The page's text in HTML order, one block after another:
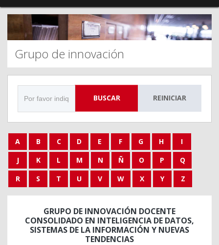
Grupo de innovación
BUSCAR REINICIAR
A B C D E F G H
I
J
K L M N Ñ O P
Q
R
S T U V W X Y Z
GRUPO DE INNOVACIÓN DOCENTE
CONSOLIDADO EN INTELIGENCIA DE DATOS,
SISTEMAS DE LA INFORMACIÓN Y NUEVAS
TENDENCIAS